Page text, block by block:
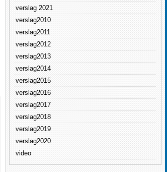
verslag 2021
verslag2010
verslag2011
verslag2012
verslag2013
verslag2014
verslag2015
verslag2016
verslag2017
verslag2018
verslag2019
verslag2020
video